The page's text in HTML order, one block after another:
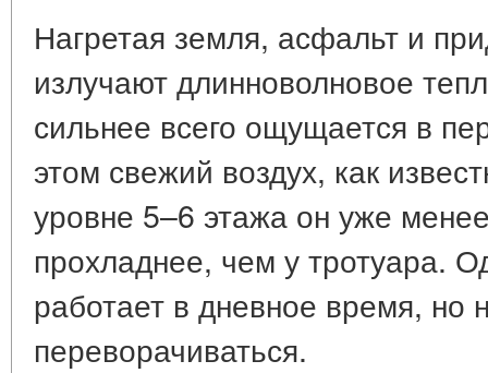
Нагретая земля, асфальт и
излучают длинноволновое
сильнее всего ощущается в
этом свежий воздух, как
уровне 5–6 этажа он уже
прохладнее, чем у тротуара.
работает в дневное время, но
переворачиваться.